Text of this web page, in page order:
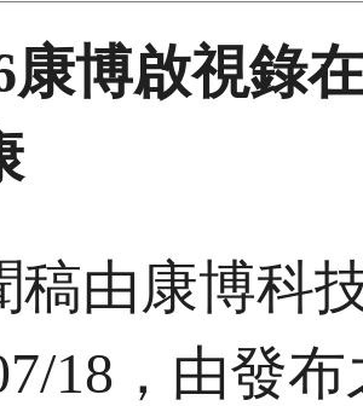
康博啟視錄
稿由康博科
18，由發